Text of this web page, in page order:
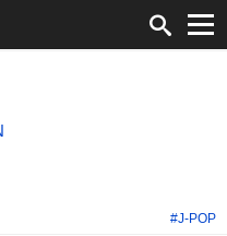
#J-POP